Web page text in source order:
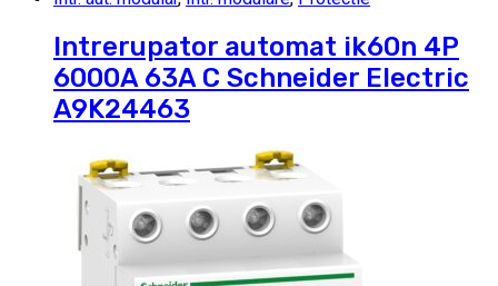
Intrerupator automat ik60n 4P
6000A 63A C Schneider Electric
A9K24463